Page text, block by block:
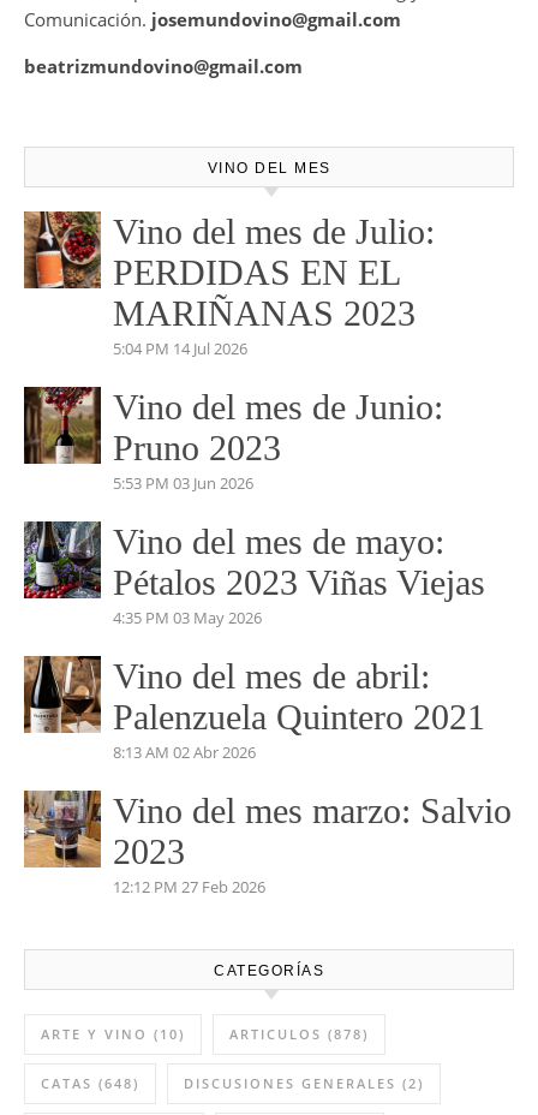
cual te podemos asesorar a la hora de la mejor elección de
Comunicación.josemundovino@gmail.com
beatrizmundovino@gmail.com
VINO DEL MES
Vino del mes de Julio:
PERDIDAS EN EL
MARIÑANAS 2023
5:04 PM 14 Jul 2026
Vino del mes de Junio:
Pruno 2023
5:53 PM 03 Jun 2026
Vino del mes de mayo:
Pétalos 2023 Viñas Viejas
4:35 PM 03 May 2026
Vino del mes de abril:
Palenzuela Quintero 2021
8:13 AM02 Abr 2026
Vino del mes marzo: Salvio
2023